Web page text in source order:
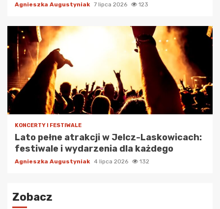
Agnieszka Augustyniak 7 lipca 2026 123
KONCERTY I FESTIWALE
Lato pełne atrakcji w Jelcz-Laskowicach:
festiwale i wydarzenia dla każdego
Agnieszka Augustyniak 4 lipca 2026 132
Zobacz